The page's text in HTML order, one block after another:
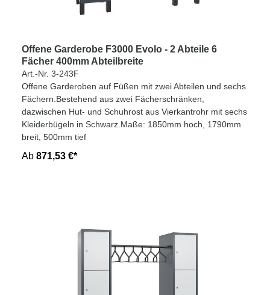
Offene Garderobe F3000 Evolo - 2 Abteile 6
Fächer 400mm Abteilbreite
Art.-Nr. 3-243F
Offene Garderoben auf Füßen mit zwei Abteilen und sechs
Fächern.Bestehend aus zwei Fächerschränken,
dazwischen Hut- und Schuhrost aus Vierkantrohr mit sechs
Kleiderbügeln in Schwarz.Maße: 1850mm hoch, 1790mm
breit, 500mm tief
Ab 871,53 €*